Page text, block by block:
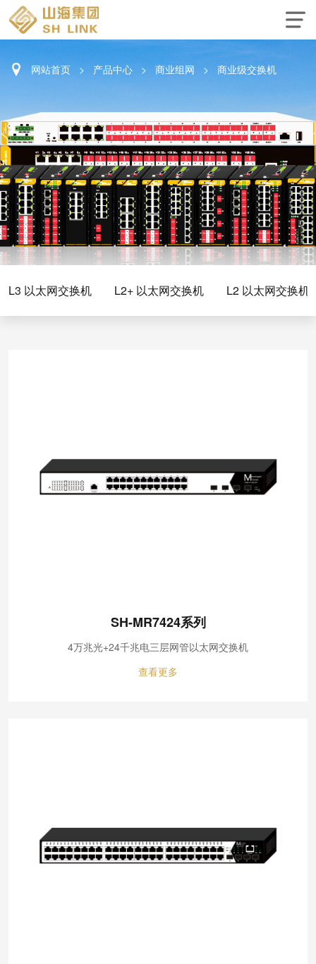
网站首页 > 产品中心 > 商业组网 > 商业级交换机
L3 以太网交换机 L2+ 以太网交换机 L2 以太网交换机
SH-MR7424系列
4万兆光+24千兆电三层网管以太网交换机
查看更多